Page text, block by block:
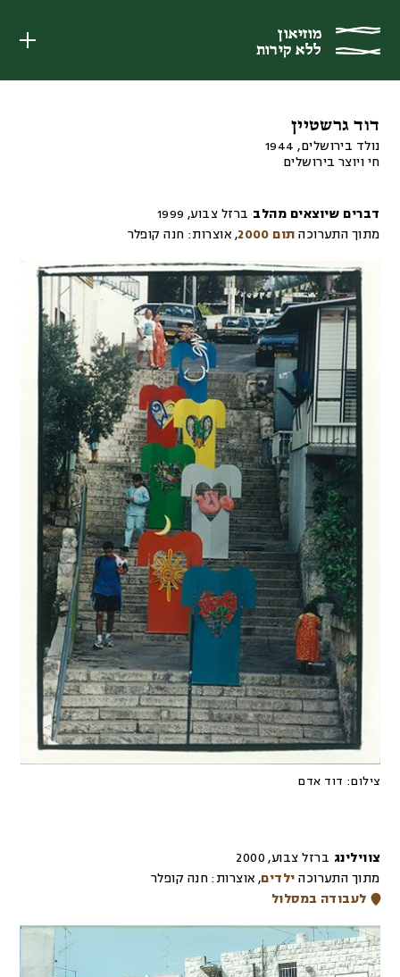
מוזיאון
ללא קירות
מוזיאון
ללא קירות
דוד גרשטיין
נולד בירושלים, 1944
חי ויוצר בירושלים
דברים שיוצאים מהלב ברזל צבוע,
1999
מתוך התערוכה תום 2000 , אוצרות: חנה קופלר
צילום: דוד אדם
צווילינג ברזל צבוע,
2000
מתוך התערוכה ילדים, אוצרות: חנה קופלר
לעבודה במסלול